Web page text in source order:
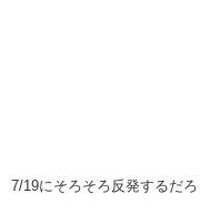
7/19にそろそろ反発するだ